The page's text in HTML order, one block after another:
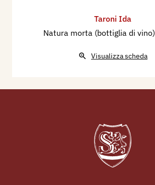
Taroni Ida
Natura morta (bottiglia di vino)
Visualizza scheda